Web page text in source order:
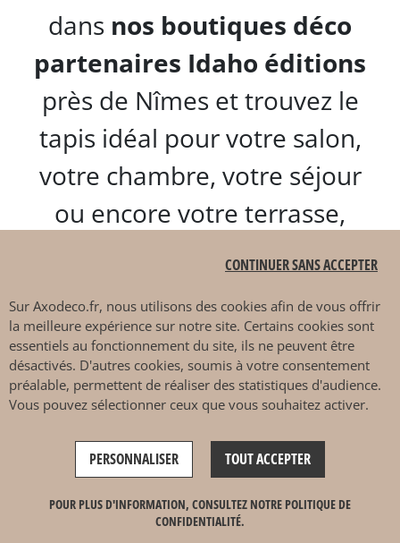
dans nos boutiques déco
partenaires Idaho éditions
près de Nîmes et trouvez le
tapis idéal pour votre salon,
votre chambre, votre séjour
ou encore votre terrasse,
jardin ou patio.
Nos revendeurs Idaho éditions
sont là pour vous
accompagner dansle choix
de votre tapis d’intérieur ou
d’extérieur. Découvrez dès
Idaho éditions chez nos
Sur Axodeco.fr, nous utilisons des cookies afin de vous offrir
la meilleure expérience sur notre site. Certains cookies sont
essentiels au fonctionnement du site, ils ne peuvent être
désactivés. D'autres cookies, soumis à votre consentement
préalable, permettent de réaliser des statistiques d'audience.
Vous pouvez sélectionner ceux que vous souhaitez activer.
TOUT ACCEPTER
CONTINUER SANS ACCEPTER
PERSONNALISER
POUR PLUS D'INFORMATION, CONSULTEZ NOTRE POLITIQUE DE
CONFIDENTIALITÉ.